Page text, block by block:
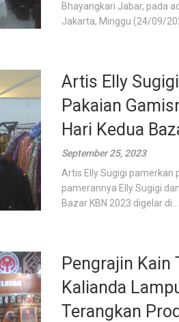
Bhayangkari Jabar, pada
Jakarta, Minggu (24/09/
Artis Elly
Pakaian
Hari Kedua
September 25, 2023
Artis Elly Sugigi pamerkan
pamerannya Elly Sugigi
Bazar KBN 2023 digelar di...
Pengrajin Kain
Kalianda
Terangkan